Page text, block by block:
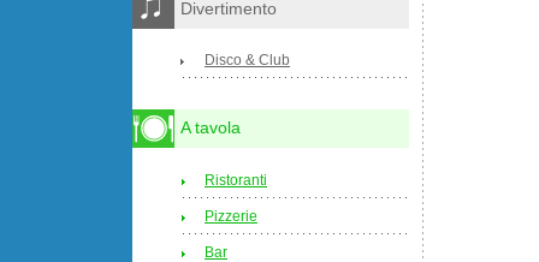
Divertimento
Disco & Club
A tavola
Ristoranti
Pizzerie
Bar